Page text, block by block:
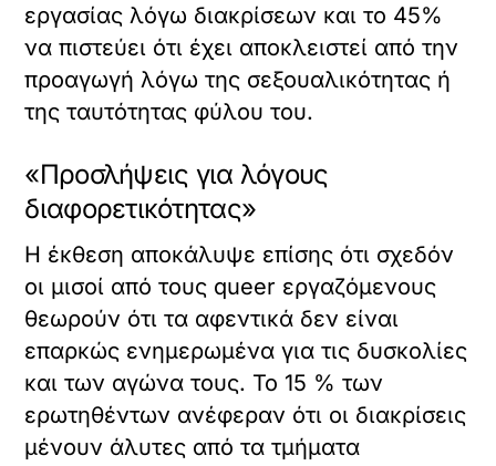
εργασίας λόγω διακρίσεων και το 45%
να πιστεύει ότι έχει αποκλειστεί από την
προαγωγή λόγω της σεξουαλικότητας ή
της ταυτότητας φύλου του.
«Προσλήψεις για λόγους
διαφορετικότητας»
Η έκθεση αποκάλυψε επίσης ότι σχεδόν
οι μισοί από τους queer εργαζόμενους
θεωρούν ότι τα αφεντικά δεν είναι
επαρκώς ενημερωμένα για τις δυσκολίες
και των αγώνα τους. Το 15 % των
ερωτηθέντων ανέφεραν ότι οι διακρίσεις
μένουν άλυτες από τα τμήματα